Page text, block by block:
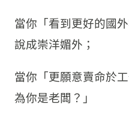
當你「看到更好的國
說成崇洋媚外；
當你「更願意賣命於
為你是老闆？」